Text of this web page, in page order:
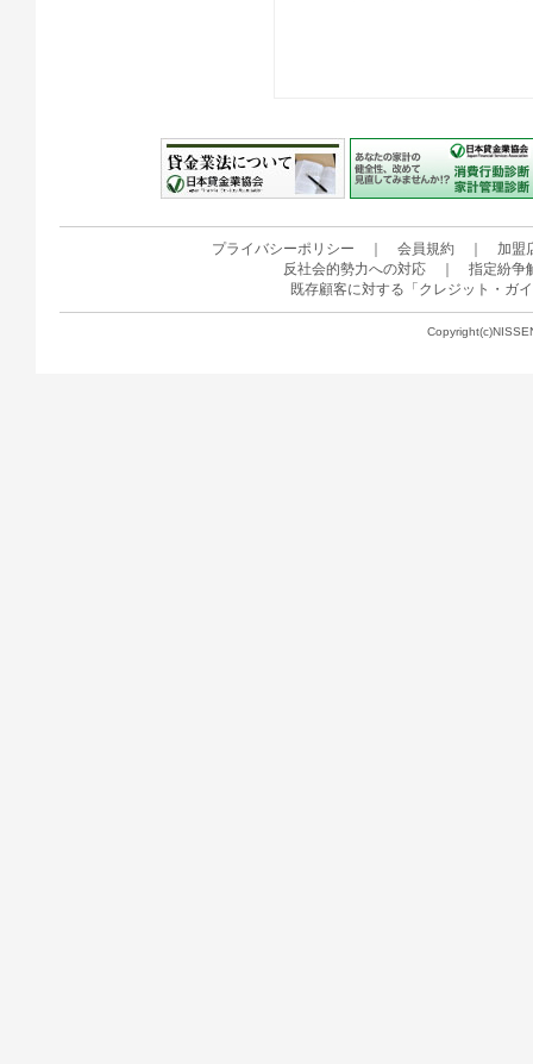
プライバシーポリシー ｜ 会員規約 ｜ 加盟
反社会的勢力への対応 ｜ 指定紛争
既存顧客に対する「クレジット・ガ